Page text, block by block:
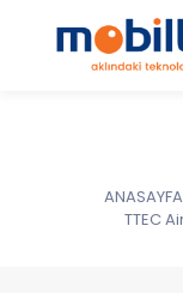
ANASAYFA
TTEC